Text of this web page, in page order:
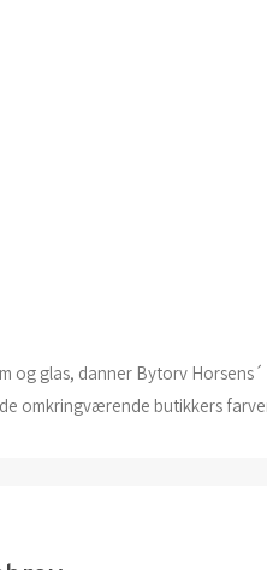
og glas, danner Bytorv Horsens´
omkringværende butikkers